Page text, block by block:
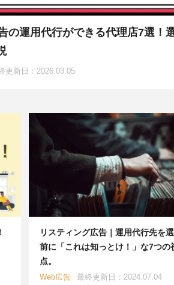
ネジメント 情シス プロダクト運用
ケティング AWS ツール Google
WEBデザイナー
の運用代行ができる代理店7選！
更新日：2026.03.05
リスティング広告｜運用代行先を
前に「これは知っとけ！」な7つの
点。
Web広告 最終更新日：2024.07.04